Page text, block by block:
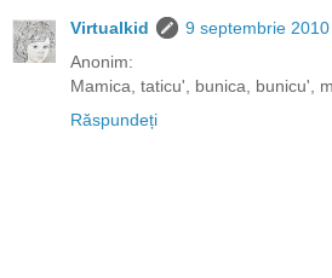
Virtualkid
9 septembrie 2010
Anonim:
Mamica, taticu', bunica, bunicu',
Răspundeți